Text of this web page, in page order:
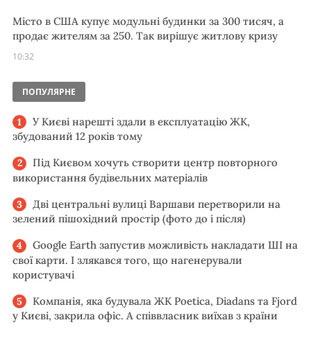
Місто в США купує модульні будинки за 300 тисяч, а
продає жителям за 250. Так вирішує житлову кризу
10:32
ПОПУЛЯРНЕ
У Києві нарешті здали в експлуатацію ЖК,
збудований 12 років тому
Під Києвом хочуть створити центр повторного
використання будівельних матеріалів
Дві центральні вулиці Варшави перетворили на
зелений пішохідний простір (фото до і після)
Google Earth запустив можливість накладати ШІ на
свої карти. І злякався того, що нагенерували
користувачі
Компанія, яка будувала ЖК Poetica, Diadans та Fjord
у Києві, закрила офіс. А співвласник виїхав з країни